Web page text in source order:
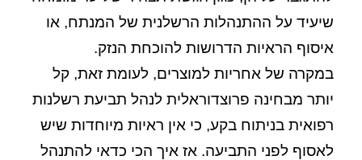
שיעיד על ההתנהלות הרשלנית של המנתח, או
איסוף הראיות הדרושות להוכחת הנזק.
במקרה של אחריות למוצרים, לעומת זאת, קל
יותר מבחינה פרוצדוראלית לנהל תביעת רשלנות
רפואית בניתוח בקע, כי אין ראיות מיוחדות שיש
לאסוף לפני התביעה. אז איך הכי כדאי להתנהל